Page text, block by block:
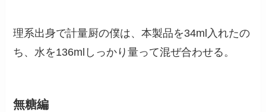
理系出身で計量厨の僕は、本製品を34ml入れたの
ち、水を136mlしっかり量って混ぜ合わせる。
無糖編